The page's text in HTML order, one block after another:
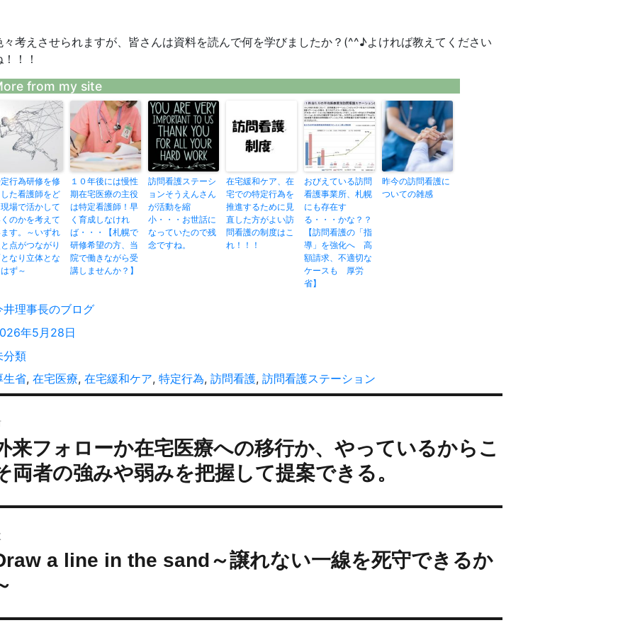
々考えさせられますが、皆さんは資料を読んで何を学びましたか？(^^♪よければ教えてください
！！
from my site
行為研修を修
た看護師をど
場で活かして
のかを考えて
す。～いずれ
点がつながり
なり立体とな
ず～
１０年後には慢性
期在宅医療の主役
は特定看護師！早
く育成しなけれ
ば・・・【札幌で
研修希望の方、当
院で働きながら受
講しませんか？】
訪問看護ステーシ
ョンそうえんさん
が活動を縮
小・・・お世話に
なっていたので残
念ですね。
在宅緩和ケア、在
宅での特定行為を
推進するために見
直した方がよい訪
問看護の制度はこ
れ！！！
おびえている訪問
看護事業所、札幌
にも存在す
る・・・かな？？
【訪問看護の「指
導」を強化へ 高
額請求、不適切な
ケースも 厚労
省】
昨今の訪問看護に
ついての雑感
井理事長のブログ
:
年5月28日
分類
生省, 在宅医療, 在宅緩和ケア, 特定行為, 訪問看護, 訪問看護ステーション
:
来フォローか在宅医療への移行か、やっているからこ
両者の強みや弱みを把握して提案できる。
a line in the sand～譲れない一線を死守できるか